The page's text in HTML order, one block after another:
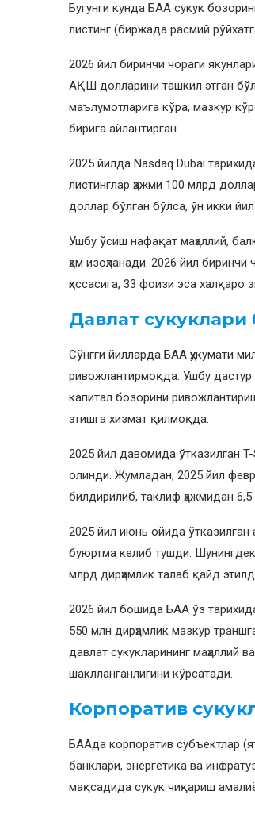
Бугунги кунда БАА сукук
листинг (биржада расмий
2026 йил биринчи чораги
АҚШ долларини ташкил этган
маълумотларига кўра, мазкур
бирига айлантирган.
2025 йилда Nasdaq Dubai
листинглар ҳажми 100 млрд
доллар бўлган бўлса, ўн икки
Ушбу ўсиш нафақат маҳаллий,
ҳам изоҳланади. 2026 йил
ҳиссасига, 33 фоизи эса халқаро
Давлат
Сўнгги йилларда БАА ҳукумати
ривожлантирмоқда. Ушбу дастур
капитал бозорини
этишга хизмат қилмоқда.
2025 йил давомида ўтказилган
олинди. Жумладан, 2025 йил
билдирилиб, таклиф ҳажмидан
2025 йил июнь ойида ўтказилган
буюртма келиб тушди.
млрд дирҳамлик талаб қайд
2026 йил бошида БАА ўз
550 млн дирҳамлик мазкур
давлат сукукларининг
шаклланганлигини кўрсатади.
Корпоратив
БААда корпоратив субъектлар
банклари, энергетика ва
мақсадида сукук чиқариш